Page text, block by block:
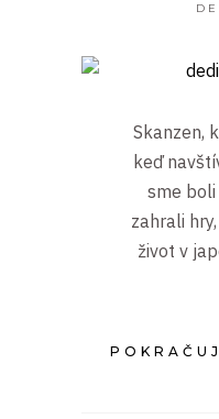
Skanzen,
keď
sme boli
zahrali
život v